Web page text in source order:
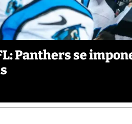
Panthers se